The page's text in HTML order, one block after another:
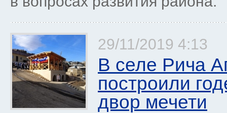
29/11/2019 4:13
В селе Рича
построили
двор мечети